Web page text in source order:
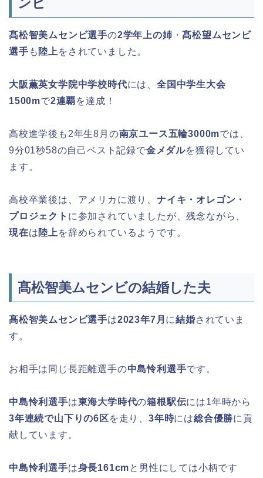
ンビ
髙松智美ムセンビ選手の2学年上の姉・髙松望ムセンビ
選手 も 陸上 をされていました。
大阪薫英女学院中学校時代には、全国中学生大会
1500mで2連覇を達成！
高校進学後も2年生8月の南京ユース五輪3000mでは、
9分01秒58の自己ベスト記録で金メダルを獲得してい
ます。
高校卒業後は、アメリカに渡り、 ナイキ・オレゴン・
プロジェクト に参加されていましたが、残念ながら、
現在は陸上 を辞められているようです。
髙松智美ムセンビの結婚した夫
髙松智美ムセンビ選手は2023年7月 に結婚されていま
す。
お相手は同じ長距離選手の中島怜利選手です。
中島怜利選手は東海大学時代の箱根駅伝には1年時から
3年連続で山下りの6区を走り、3年時には総合優勝に貢
献しています。
中島怜利選手は身長161cmと男性にしては小柄です